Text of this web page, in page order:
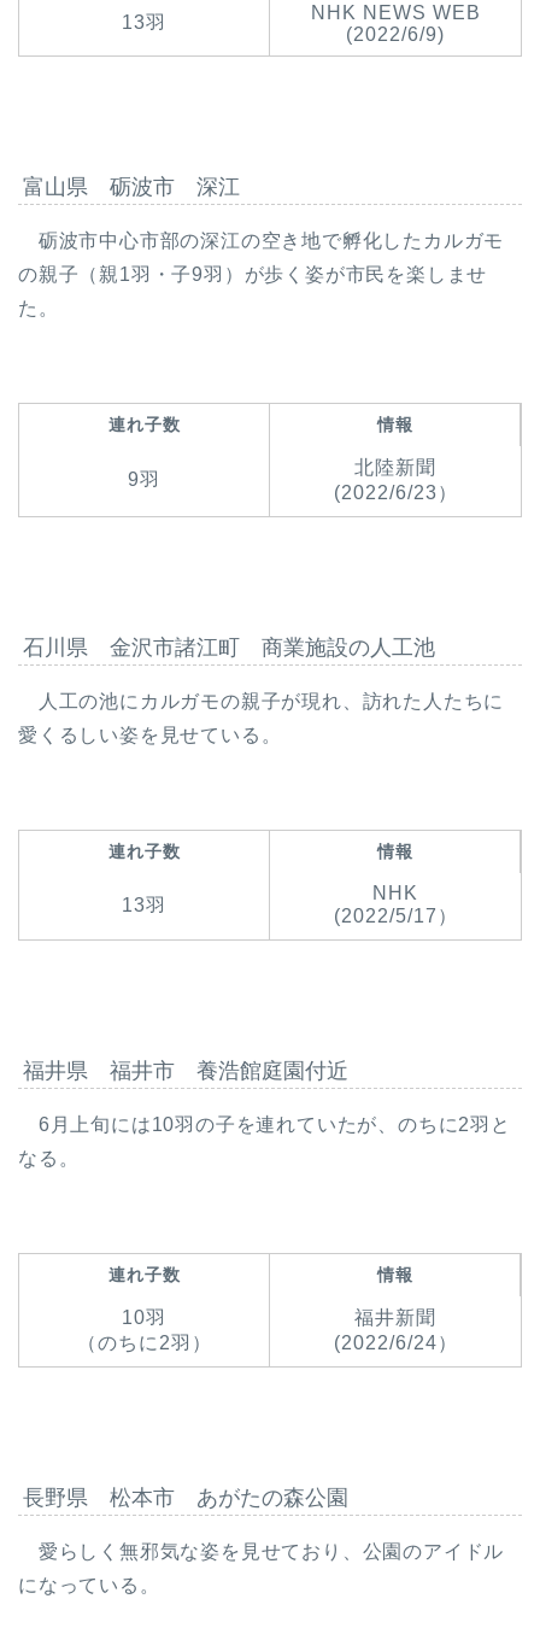
13羽
NHK NEWS WEB
(2022/6/9)
富山県 砺波市 深江
砺波市中心市部の深江の空き地で孵化したカルガモ
の親子（親1羽・子9羽）が歩く姿が市民を楽しませ
た。
連れ子数 情報
9羽
北陸新聞
(2022/6/23）
石川県 金沢市諸江町 商業施設の人工池
人工の池にカルガモの親子が現れ、訪れた人たちに
愛くるしい姿を見せている。
連れ子数 情報
13羽
NHK
(2022/5/17）
福井県 福井市 養浩館庭園付近
6月上旬には10羽の子を連れていたが、のちに2羽と
なる。
連れ子数 情報
10羽
（のちに2羽）
福井新聞
(2022/6/24）
長野県 松本市 あがたの森公園
愛らしく無邪気な姿を見せており、公園のアイドル
になっている。